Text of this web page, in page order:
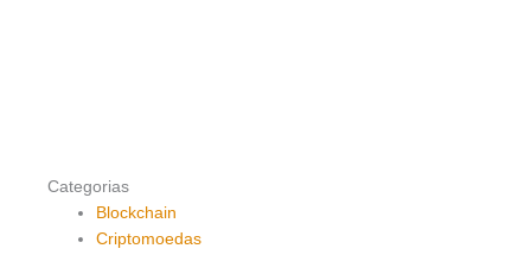
Categorias
Blockchain
Criptomoedas